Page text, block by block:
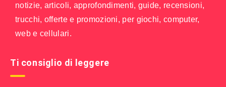
notizie, articoli, approfondimenti, guide, recensioni,
trucchi, offerte e promozioni, per giochi, computer,
web e cellulari.
Ti consiglio di leggere